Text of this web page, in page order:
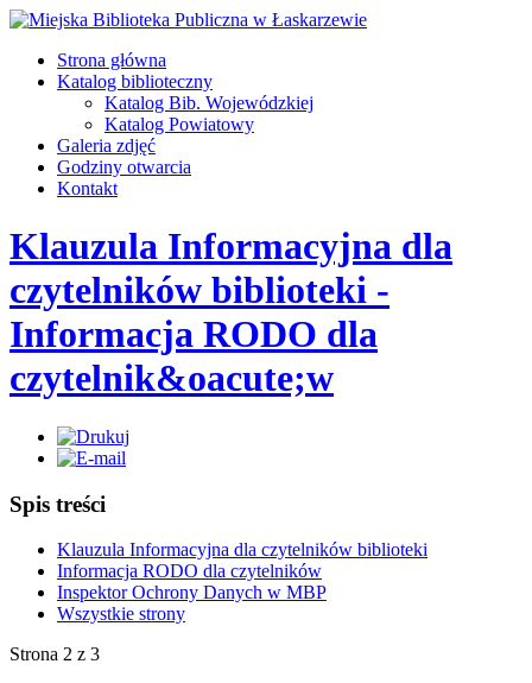
Strona główna
Katalog biblioteczny
Katalog Bib. Wojewódzkiej
Katalog Powiatowy
Galeria zdjęć
Godziny otwarcia
Kontakt
Klauzula Informacyjna dla
czytelników biblioteki -
Informacja RODO dla
czytelnik&oacute;w
Spis treści
Klauzula Informacyjna dla czytelników biblioteki
Informacja RODO dla czytelników
Inspektor Ochrony Danych w MBP
Wszystkie strony
Strona 2 z 3